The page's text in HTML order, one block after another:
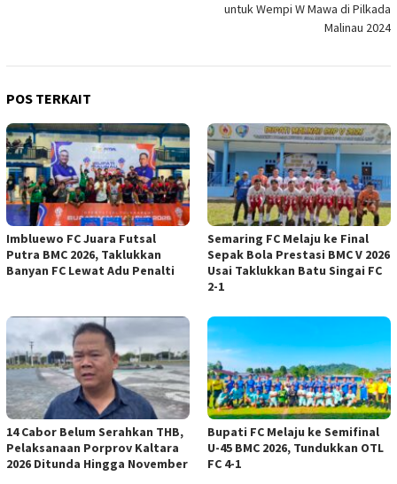
untuk Wempi W Mawa di Pilkada
Malinau 2024
POS TERKAIT
Imbluewo FC Juara Futsal
Putra BMC 2026, Taklukkan
Banyan FC Lewat Adu Penalti
Semaring FC Melaju ke Final
Sepak Bola Prestasi BMC V 2026
Usai Taklukkan Batu Singai FC
2-1
14 Cabor Belum Serahkan THB,
Pelaksanaan Porprov Kaltara
2026 Ditunda Hingga November
Bupati FC Melaju ke Semifinal
U-45 BMC 2026, Tundukkan OTL
FC 4-1